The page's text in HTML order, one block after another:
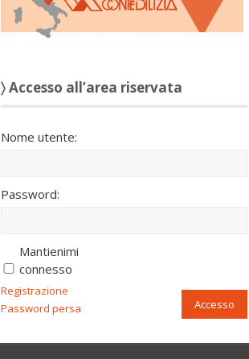
〉 Accesso all’area riservata
Nome utente:
Password:
Mantienimi
connesso
Accesso
Registrazione
Password persa